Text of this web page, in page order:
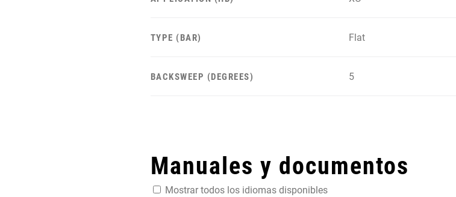
TYPE (BAR) Flat
BACKSWEEP (DEGREES) 5
Manuales y documentos
Mostrar todos los idiomas disponibles